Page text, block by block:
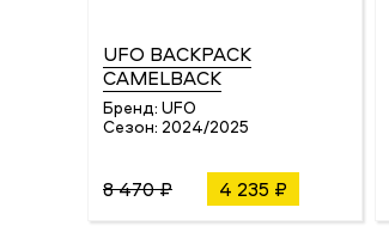
UFO BACKPACK
CAMELBACK
Бренд: UFO
Сезон: 2024/2025
8 470 ₽ 4 235 ₽